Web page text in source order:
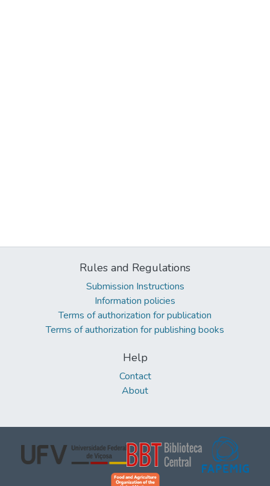
Rules and Regulations
Submission Instructions
Information policies
Terms of authorization for publication
Terms of authorization for publishing books
Help
Contact
About